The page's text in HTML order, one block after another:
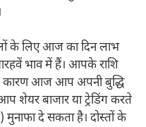
के लिए आज का दिन लाभ
भाव में हैं। आपके राशि
कारण आज आप अपनी बुद्धि
शेयर बाजार या ट्रेडिंग करते
दे सकता है। दोस्तों के